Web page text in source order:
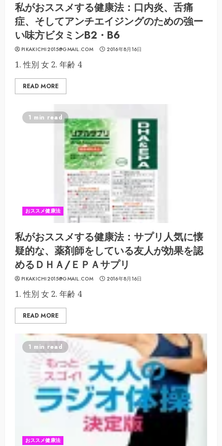
私がおススメする健康法：口内炎、舌痛
症、そしてアンチエイジングのための強ー
い味方ビタミンB2・B6
PIKAKICHI2015@GMAIL.COM 2016年8月16日
1. 性別 女 2. 年齢 4
READ MORE
1 min read
おススメ健康法
私がおススメする健康法：サプリ人気に懐
疑的な、薬剤師をしている友人が効果を認
めるＤＨＡ/ＥＰＡサプリ
PIKAKICHI2015@GMAIL.COM 2016年8月16日
1. 性別 女 2. 年齢 4
READ MORE
1 min read
おススメ健康法